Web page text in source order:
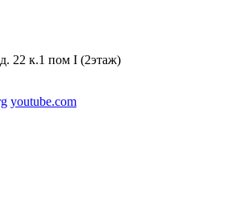
22 к.1 пом I (2этаж)
youtube.com